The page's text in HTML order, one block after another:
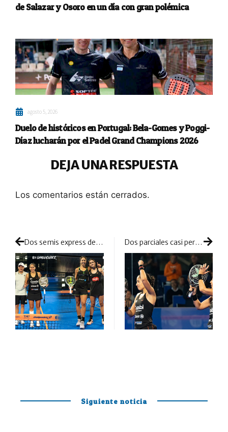
de Salazar y Osoro en un día con gran polémica
agosto 5, 2026
Duelo de históricos en Portugal: Bela-Gomes y Poggi-
Díaz lucharán por el Padel Grand Champions 2026
DEJA UNA RESPUESTA
Los comentarios están cerrados.
Dos semis express dejan una cita de nº1 para disputarse el título Dos parciales casi perfectos y mucho aguante les sirven a Mapi y Majo para triunfar en Torrent
Siguiente noticia